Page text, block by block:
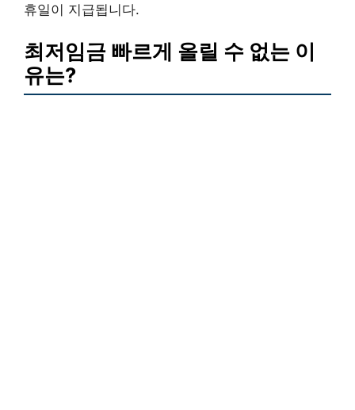
휴일이 지급됩니다.
최저임금 빠르게 올릴 수 없는 이
유는?